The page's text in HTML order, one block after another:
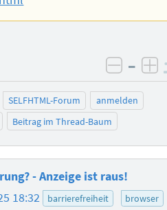
–
SELFHTML-Forum
anmelden
Beitrag im Thread-Baum
- Anzeige ist raus!
18:32 barrierefreiheit
browser